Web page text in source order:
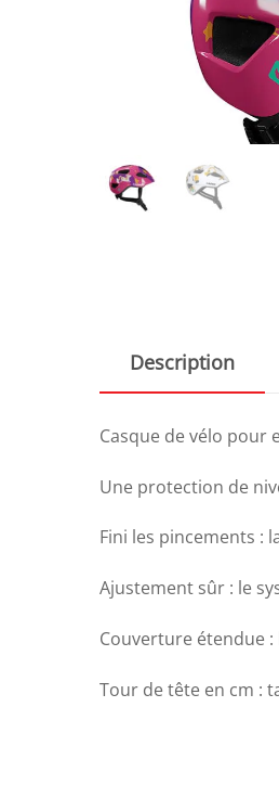
Description
Casque de vélo pour
Une protection de
Fini les pincements :
Ajustement sûr : le
Couverture étendue
Tour de tête en cm :